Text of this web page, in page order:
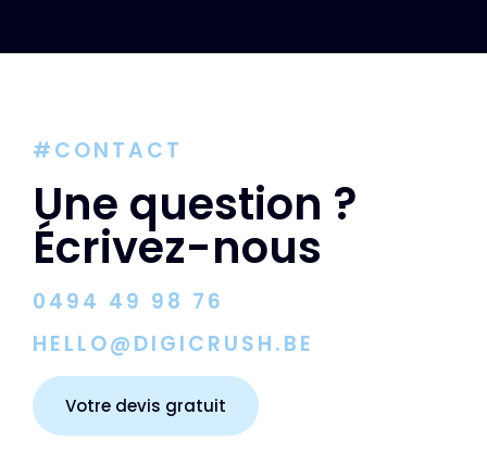
#CONTACT
Une question ?
Écrivez-nous
0494 49 98 76
HELLO@DIGICRUSH.BE
Votre devis gratuit